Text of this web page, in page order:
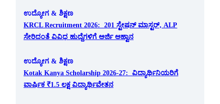
ಉದ್ಯೋಗ & ಶಿಕ್ಷಣ
KRCL Recruitment 2026: 201 ಸ್ಟೇಷನ್ ಮಾಸ್ಟರ್, ALP
ಸೇರಿದಂತೆ ವಿವಿಧ ಹುದ್ದೆಗಳಿಗೆ ಅರ್ಜಿ ಆಹ್ವಾನ
ಉದ್ಯೋಗ & ಶಿಕ್ಷಣ
Kotak Kanya Scholarship 2026-27: ವಿದ್ಯಾರ್ಥಿನಿಯರಿಗೆ
ವಾರ್ಷಿಕ ₹1.5 ಲಕ್ಷ ವಿದ್ಯಾರ್ಥಿವೇತನ